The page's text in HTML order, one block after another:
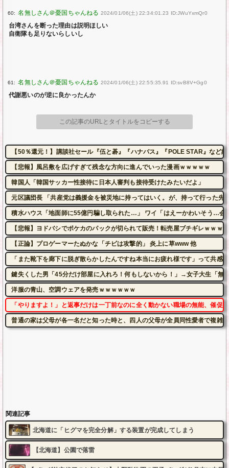
60: 2024/01/06(土) 22:34:01.23 ID:JWuYxmQr0
台湾さんを断った理由は説明ほしい
自衛隊も足りないらしいし
61: 2024/01/06(土) 22:55:35.91 ID:svB8V+Gg0
代謝悪いのが逆に良かったんか
この記事のURLとタイトルをコピーする
【50％還元！】講談社セール『伍と碁』『ハナバス』『POLE STAR』など
【悲報】風呂敷を広げすぎて残念な方向に進んでいった漫画ｗｗｗｗｗ
韓国人「韓国サッカー性接待に日本人審判も接待受けたみたいだよ」
元区議団長 「共産党は義援金を被災地に持ってはいく。が、持って行った先
積水ハウス「地面師に55億円騙し取られた…」 ワイ「はえーかわいそう…会
【悲報】ヨドバシでポケカのパックが切られて販売！転売屋ブチギレｗｗｗ
【正論】プロゲーマーたぬかな「チビは攻撃的」 炎上に草www 他
「また靴下を廊下に脱ぎ散らかしたんですね本当にお疲れ様です」って共感
鍵失くした男「45分だけ部屋に入れろ！何もしないから！」→女子大生「
洋服の青山、空調ウェアを発売ｗｗｗｗｗｗ
「やりますよ！」と返事だけは一丁前なのに全く動かない職場の無能、催
普通の家は父母が各一名だと知った時と、四人の父母が全員同性愛者で複雑
関連記事
北海道に「ヒグマを完全分解」する装置が完成してしまう
【北海道】公園で落雷